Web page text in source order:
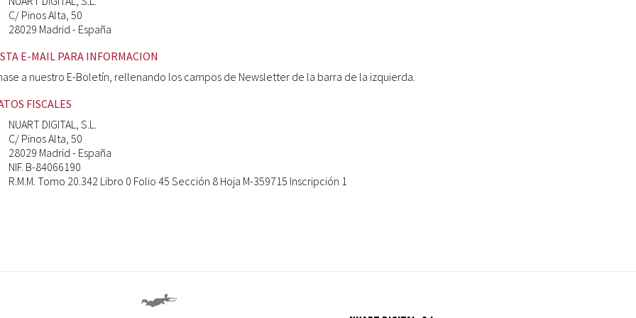
C/ Pinos Alta, 50
28029 Madrid - España
E-MAIL PARA INFORMACION
a nuestro E-Boletín, rellenando los campos de Newsletter de la barra de la izquierda.
FISCALES
NUART DIGITAL, S.L.
C/ Pinos Alta, 50
28029 Madrid - España
NIF. B-84066190
R.M.M. Tomo 20.342 Libro 0 Folio 45 Sección 8 Hoja M-359715 Inscripción 1